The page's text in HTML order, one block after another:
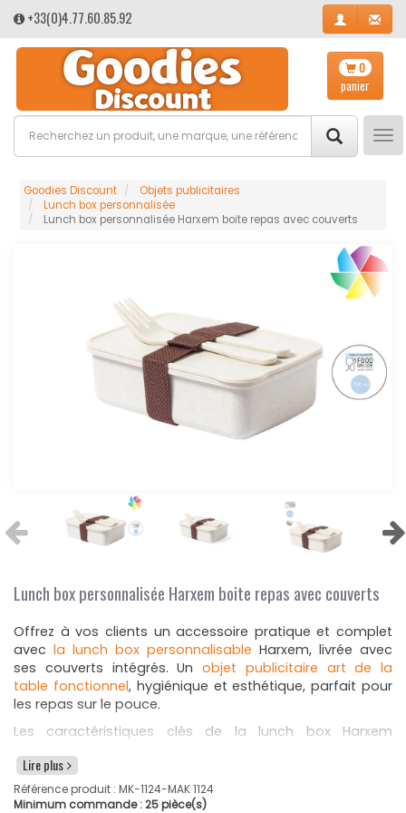
+33(0)4.77.60.85.92
0
panier
Goodies Discount
Objets publicitaires
Lunch box personnalisée
Lunch box personnalisée Harxem boite repas avec couverts
Lunch box personnalisée Harxem boite repas avec couverts
Offrez à vos clients un accessoire pratique et complet
avec la lunch box personnalisable Harxem, livrée avec
ses couverts intégrés. Un objet publicitaire art de la
table fonctionnel, hygiénique et esthétique, parfait pour
les repas sur le pouce.
Les caractéristiques clés de la lunch box Harxem
Conception en polypropylène veiné sans bisphénol
A.
Lire plus
Référence produit : MK-1124-MAK 1124
Minimum commande :25pièce(s)